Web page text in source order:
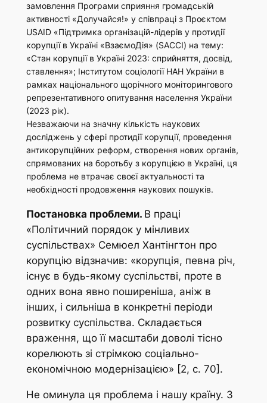
замовлення Програми сприяння громадській
активності «Долучайся!» у співпраці з Проєктом
USAID «Підтримка організацій-лідерів у протидії
корупції в Україні «ВзаємоДія» (SACCI) на тему:
«Стан корупції в Україні 2023: сприйняття, досвід,
ставлення»; Інститутом соціології НАН України в
рамках національного щорічного моніторингового
репрезентативного опитування населення України
(2023 рік).
Незважаючи на значну кількість наукових
досліджень у сфері протидії корупції, проведення
антикорупційних реформ, створення нових органів,
спрямованих на боротьбу з корупцією в Україні, ця
проблема не втрачає своєї актуальності та
необхідності продовження наукових пошуків.
Постановка проблеми. В праці
«Політичний порядок у мінливих
суспільствах» Семюел Хантінгтон про
корупцію відзначив: «корупція, певна річ,
існує в будь-якому суспільстві, проте в
одних вона явно поширеніша, аніж в
інших, і сильніша в конкретні періоди
розвитку суспільства. Складається
враження, що її масштаби доволі тісно
корелюють зі стрімкою соціально-
економічною модернізацією» [2, с. 70].
Не оминула ця проблема і нашу країну. З